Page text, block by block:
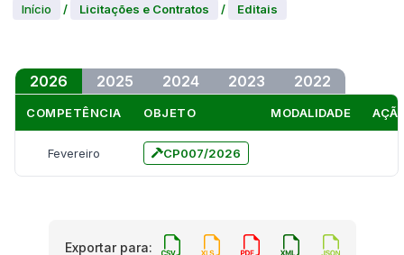
Início / Licitações e Contratos / Editais
2026 2025 2024 2023 2022
COMPETÊNCIA OBJETO MODALIDADE
Fevereiro CP007/2026
Exportar para: